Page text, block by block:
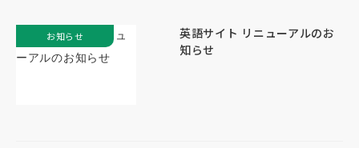
英語サイト リニューアルのお
知らせ
お知らせ